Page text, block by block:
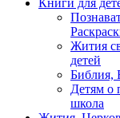
Жития
детей
Библия,
Детям о
школа